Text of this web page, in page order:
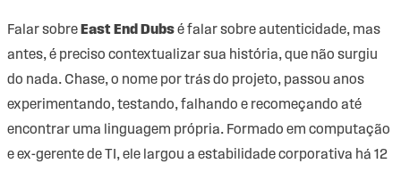
Falar sobre East End Dubsé falar sobre autenticidade, mas
antes, é preciso contextualizar sua história, que não surgiu
do nada. Chase, o nome por trás do projeto, passou anos
experimentando, testando, falhando e recomeçando até
encontrar uma linguagem própria. Formado em computação
e ex-gerente de TI, ele largou a estabilidade corporativa há 12